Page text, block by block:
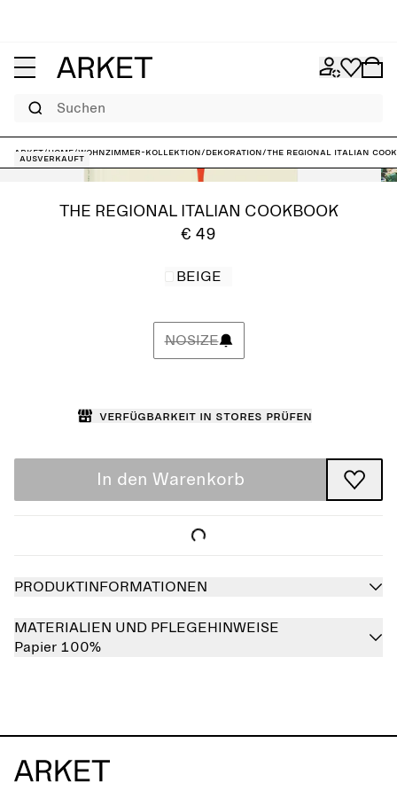
Suchen
ARKET/Home/Wohnzimmer-Kollektion/Dekoration/The Regional Italian
Ausverkauft
THE REGIONAL ITALIAN COOKBOOK
€ 49
BEIGE
NOSIZE
Verfügbarkeit in Stores prüfen
In den Warenkorb
PRODUKTINFORMATIONEN
MATERIALIEN UND PFLEGEHINWEISE
Papier 100%